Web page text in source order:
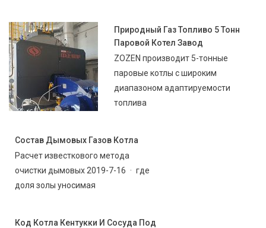
Природный Газ Топливо 5 Тонн
Паровой Котел Завод
ZOZEN производит 5-тонные
паровые котлы с широким
диапазоном адаптируемости
топлива
Состав Дымовых Газов Котла
Расчет известкового метода
очистки дымовых 2019-7-16 · где
доля золы уносимая
Код Котла Кентукки И Сосуда Под